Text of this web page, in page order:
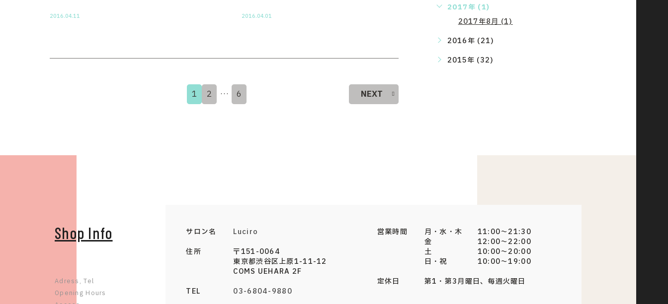
2016.04.11 2016.04.01
1 2 … 6 NEXT
2017年 (1)
2017年8月 (1)
2016年 (21)
2015年 (32)
Shop Info
Adress, Tel
Opening Hours
サロン名
Luciro
住所
〒151-0064
東京都渋谷区上原1-11-12
COMS UEHARA 2F
TEL
03-6804-9880
営業時間
月・水・木 11:00～21:30
金 12:00～22:00
土 10:00～20:00
日・祝 10:00～19:00
定休日
第1・第3月曜日、毎週火曜日